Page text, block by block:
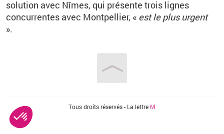
solution avec Nîmes, qui présente trois lignes
concurrentes avec Montpellier, « est le plus urgent
».
Vous êtes ici Tous droits réservés - La lettre M